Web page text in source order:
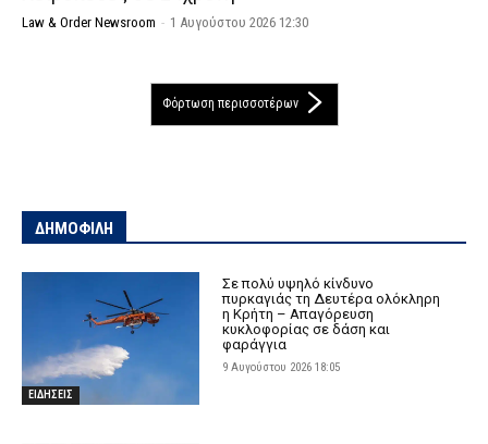
Law & Order Newsroom - 1 Αυγούστου 2026 12:30
Φόρτωση περισσοτέρων
ΔΗΜΟΦΙΛΗ
ΕΙΔΗΣΕΙΣ
Σε πολύ υψηλό κίνδυνο
πυρκαγιάς τη Δευτέρα ολόκληρη
η Κρήτη – Απαγόρευση
κυκλοφορίας σε δάση και
φαράγγια
9 Αυγούστου 2026 18:05